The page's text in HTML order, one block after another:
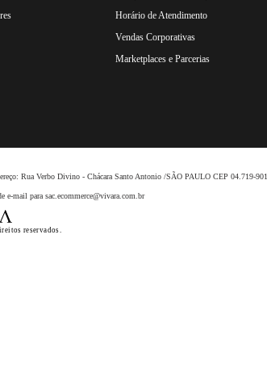
Horário de Atendimento
Vendas Corporativas
Marketplaces e Parcerias
Rua Verbo Divino - Chácara Santo Antonio /SÃO PAULO CEP 04.719-901
e-mail para sac.ecommerce@vivara.com.br
reservados.